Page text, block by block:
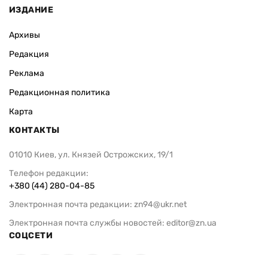
ИЗДАНИЕ
Архивы
Редакция
Реклама
Редакционная политика
Карта
КОНТАКТЫ
01010 Киев, ул. Князей Острожских, 19/1
Телефон редакции:
+380 (44) 280-04-85
Электронная почта редакции: zn94@ukr.net
Электронная почта службы новостей: editor@zn.ua
СОЦСЕТИ